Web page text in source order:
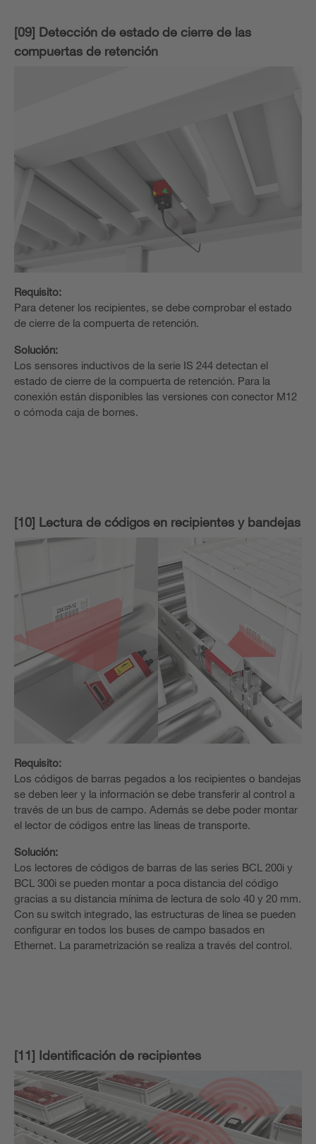
[09] Detección de estado de cierre de las
compuertas de retención
Requisito:
Para detener los recipientes, se debe comprobar el estado
de cierre de la compuerta de retención.
Solución:
Los sensores inductivos de la serie IS 244 detectan el
estado de cierre de la compuerta de retención. Para la
conexión están disponibles las versiones con conector M12
o cómoda caja de bornes.
[10] Lectura de códigos en recipientes y bandejas
Requisito:
Los códigos de barras pegados a los recipientes o bandejas
se deben leer y la información se debe transferir al control a
través de un bus de campo. Además se debe poder montar
el lector de códigos entre las líneas de transporte.
Solución:
Los lectores de códigos de barras de las series BCL 200i y
BCL 300i se pueden montar a poca distancia del código
gracias a su distancia mínima de lectura de solo 40 y 20 mm.
Con su switch integrado, las estructuras de línea se pueden
configurar en todos los buses de campo basados en
Ethernet. La parametrización se realiza a través del control.
[11] Identificación de recipientes